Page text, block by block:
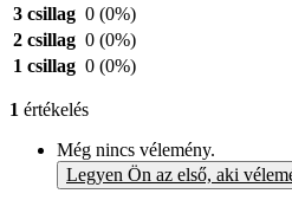
3 csillag 0 (0%)
2 csillag 0 (0%)
1 csillag 0 (0%)
1 értékelés
Még nincs vélemény.
Legyen Ön az első, aki